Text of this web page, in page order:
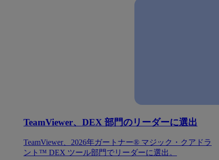
TeamViewer、DEX 部門のリーダーに選出
TeamViewer、2026年ガートナー® マジック・クアドラ
ント™ DEX ツール部門でリーダーに選出。